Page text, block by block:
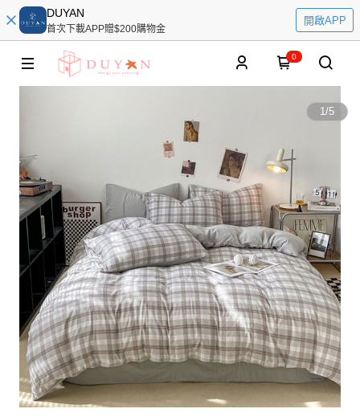
DUYAN
首次下載APP贈$200購物金
開啟APP
0
1/5